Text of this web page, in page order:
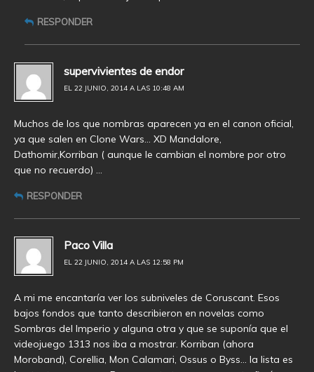
RESPONDER
supervivientes de endor
EL 22 JUNIO, 2014 A LAS 10:48 AM
Muchos de los que nombras aparecen ya en el canon oficial,
ya que salen en Clone Wars… XD Mandalore,
Dathomir,Korriban ( aunque le cambian el nombre por otro
que no recuerdo) …
RESPONDER
Paco Villa
EL 22 JUNIO, 2014 A LAS 12:58 PM
A mi me encantaría ver los subniveles de Coruscant. Esos
bajos fondos que tanto describieron en novelas como
Sombras del Imperio y alguna otra y que se suponía que el
videojuego 1313 nos iba a mostrar. Korriban (ahora
Moroband), Corellia, Mon Calamari, Ossus o Byss… la lista es